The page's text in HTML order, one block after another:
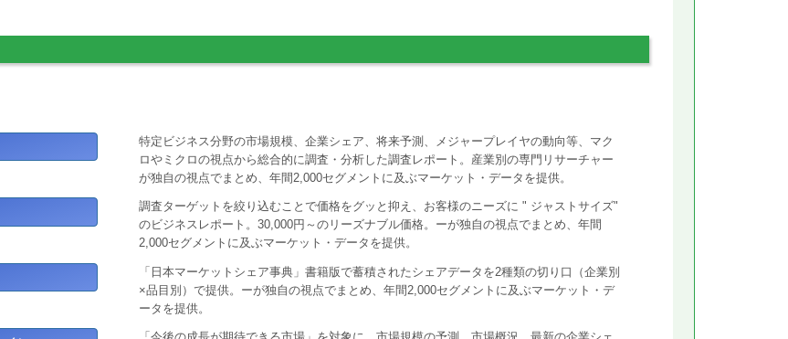
特定ビジネス分野の市場規模、企業シェア、将来予測、メジャープレイヤの動向等、マク
ロやミクロの視点から総合的に調査・分析した調査レポート。産業別の専門リサーチャー
が独自の視点でまとめ、年間2,000セグメントに及ぶマーケット・データを提供。
調査ターゲットを絞り込むことで価格をグッと抑え、お客様のニーズに " ジャストサイズ"
のビジネスレポート。30,000円～のリーズナブル価格。ーが独自の視点でまとめ、年間
2,000セグメントに及ぶマーケット・データを提供。
「日本マーケットシェア事典」書籍版で蓄積されたシェアデータを2種類の切り口（企業別
×品目別）で提供。ーが独自の視点でまとめ、年間2,000セグメントに及ぶマーケット・デ
ータを提供。